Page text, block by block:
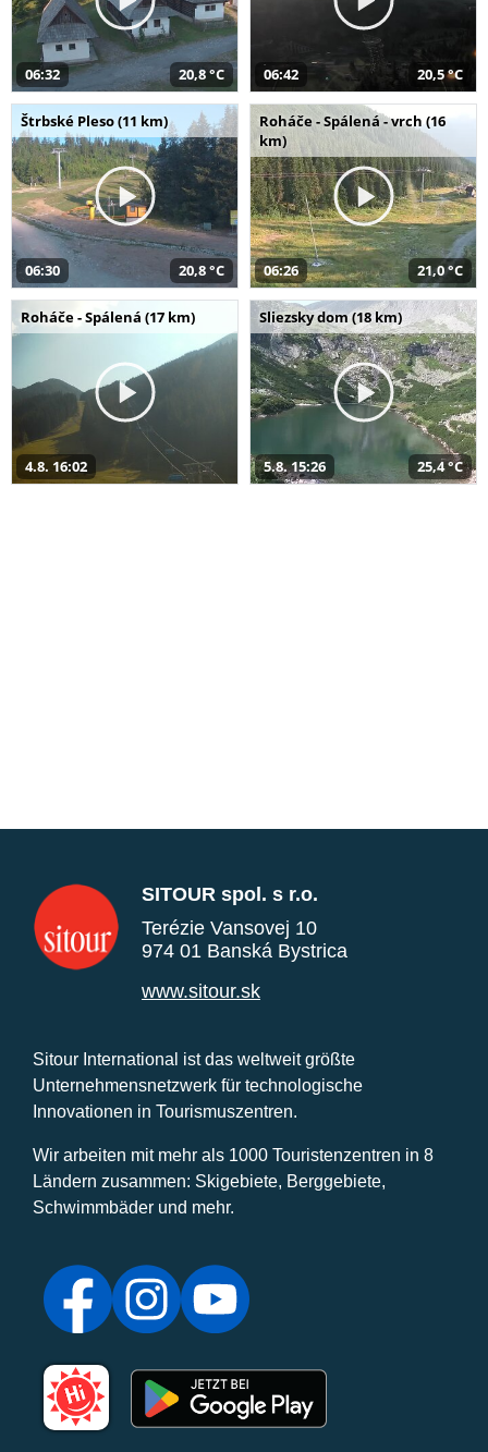
06:32 20,8 °C 06:42 20,5 °C
Štrbské Pleso (11 km)
06:30 20,8 °C
Roháče - Spálená - vrch (16
km)
06:26 21,0 °C
Roháče - Spálená (17 km)
4.8. 16:02
Sliezsky dom (18 km)
5.8. 15:26 25,4 °C
SITOUR spol. s r.o.
Terézie Vansovej 10
974 01 Banská Bystrica
www.sitour.sk
Sitour International ist das weltweit größte
Unternehmensnetzwerk für technologische
Innovationen in Tourismuszentren.
Wir arbeiten mit mehr als 1000 Touristenzentren in 8
Ländern zusammen: Skigebiete, Berggebiete,
Schwimmbäder und mehr.